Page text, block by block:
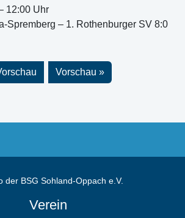
12:00 Uhr
Spremberg – 1. Rothenburger SV 8:0
Vorschau
Verein